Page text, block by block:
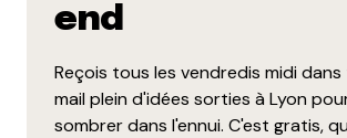
end
Reçois tous les vendredis midi
mail plein d'idées sorties à Lyon
sombrer dans l'ennui. C'est gratis,